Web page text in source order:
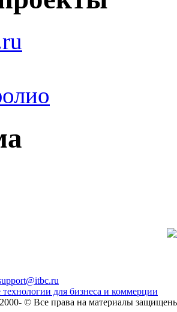
для бизнеса и коммерции
© Все права на материалы